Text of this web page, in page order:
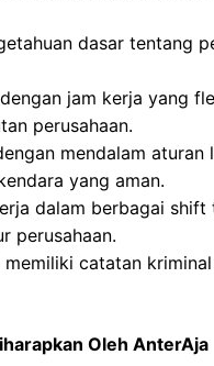
dasar tentang
jam kerja yang
perusahaan.
mendalam aturan
yang aman.
dalam berbagai shift
perusahaan.
memiliki catatan
Oleh AnterAja